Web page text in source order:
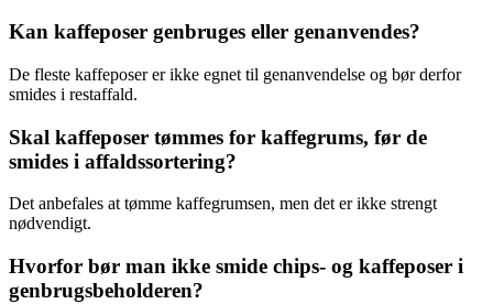
Kan kaffeposer genbruges eller genanvendes?
De fleste kaffeposer er ikke egnet til genanvendelse og bør derfor
smides i restaffald.
Skal kaffeposer tømmes for kaffegrums, før de
smides i affaldssortering?
Det anbefales at tømme kaffegrumsen, men det er ikke strengt
nødvendigt.
Hvorfor bør man ikke smide chips- og kaffeposer i
genbrugsbeholderen?